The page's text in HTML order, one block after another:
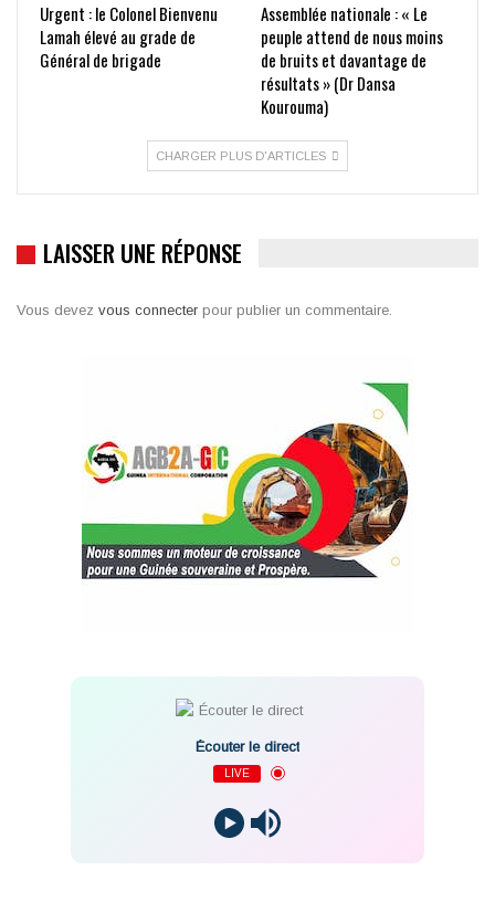
Urgent : le Colonel Bienvenu
Lamah élevé au grade de
Général de brigade
Assemblée nationale : « Le
peuple attend de nous moins
de bruits et davantage de
résultats » (Dr Dansa
Kourouma)
CHARGER PLUS D'ARTICLES
LAISSER UNE RÉPONSE
Vous devez vous connecter pour publier un commentaire.
Écouter le direct
LIVE